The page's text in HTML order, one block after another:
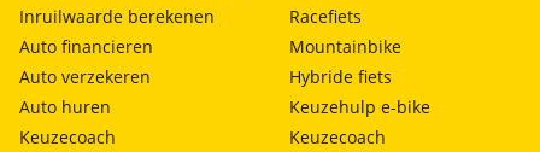
Inruilwaarde berekenen
Auto financieren
Auto verzekeren
Auto huren
Keuzecoach
Racefiets
Mountainbike
Hybride fiets
Keuzehulp e-bike
Keuzecoach